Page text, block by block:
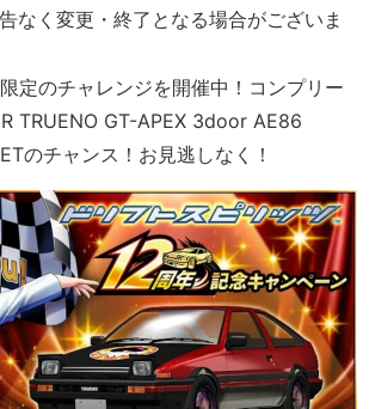
なく変更・終了となる場合がございま
定のチャレンジを開催中！コンプリー
TRUENO GT-APEX 3door AE86
のチャンス！お見逃しなく！